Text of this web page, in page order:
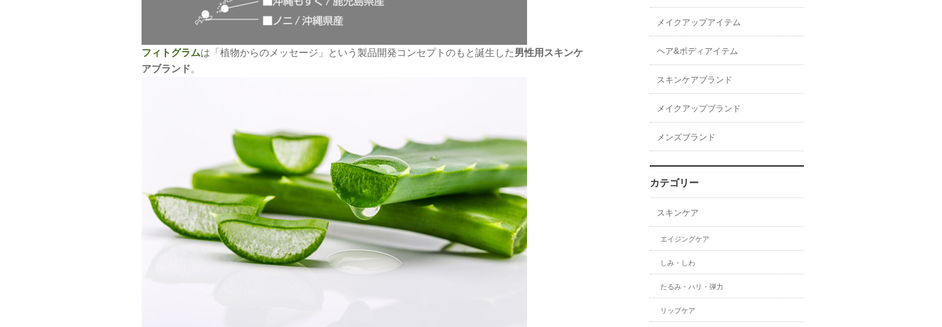
フィトグラムは「植物からのメッセージ」という製品開発コンセプトのもと誕生した男性用スキンケ
アブランド。
メイクアップアイテム
ヘア&ボディアイテム
スキンケアブランド
メイクアップブランド
メンズブランド
カテゴリー
スキンケア
エイジングケア
しみ・しわ
たるみ・ハリ・弾力
リップケア